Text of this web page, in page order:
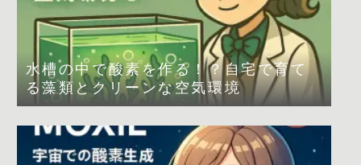
水槽の中で酸素を作る！？自宅で育て
る藻類とクリーンな空気環境